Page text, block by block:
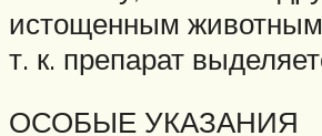
истощенным
т. к. препарат
ОСОБЫЕ УКАЗАНИЯ